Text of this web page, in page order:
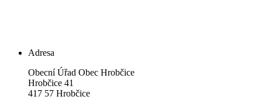
Adresa
Obecní Úřad Obec Hrobčice
Hrobčice 41
417 57 Hrobčice